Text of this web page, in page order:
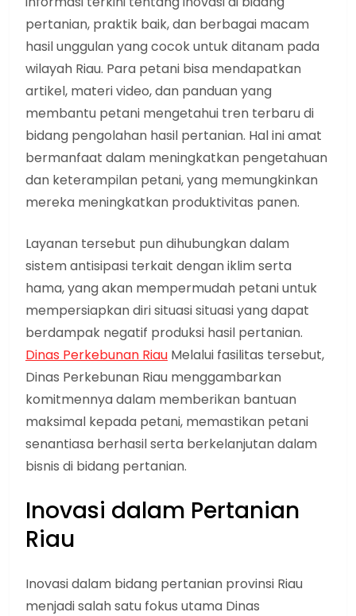
pertanian, praktik baik, dan berbagai macam
hasil unggulan yang cocok untuk ditanam pada
wilayah Riau. Para petani bisa mendapatkan
artikel, materi video, dan panduan yang
membantu petani mengetahui tren terbaru di
bidang pengolahan hasil pertanian. Hal ini amat
bermanfaat dalam meningkatkan pengetahuan
dan keterampilan petani, yang memungkinkan
mereka meningkatkan produktivitas panen.
Layanan tersebut pun dihubungkan dalam
sistem antisipasi terkait dengan iklim serta
hama, yang akan mempermudah petani untuk
mempersiapkan diri situasi situasi yang dapat
berdampak negatif produksi hasil pertanian.
Dinas Perkebunan Riau Melalui fasilitas tersebut,
Dinas Perkebunan Riau menggambarkan
komitmennya dalam memberikan bantuan
maksimal kepada petani, memastikan petani
senantiasa berhasil serta berkelanjutan dalam
bisnis di bidang pertanian.
Inovasi dalam Pertanian
Riau
Inovasi dalam bidang pertanian provinsi Riau
menjadi salah satu fokus utama Dinas